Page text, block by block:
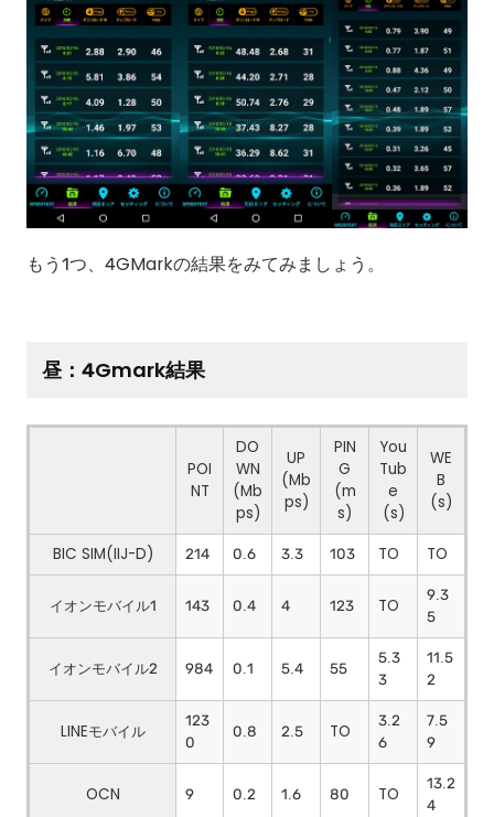
もう1つ、4GMarkの結果をみてみましょう。
昼：4Gmark結果
POI
NT
DO
WN
(Mb
ps)
UP
(Mb
ps)
PIN
G
(m
s)
You
Tub
e
(s)
WE
B
(s)
BIC SIM(IIJ-D) 214 0.6 3.3 103 TO TO
イオンモバイル1 143 0.4 4 123 TO
9.3
5
イオンモバイル2 984 0.1 5.4 55
5.3
3
11.5
2
LINEモバイル
123
0
0.8 2.5 TO
3.2
6
7.5
9
OCN 9 0.2 1.6 80 TO
13.2
4